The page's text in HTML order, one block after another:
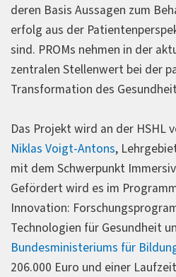
deren Basis Aussagen zum
erfolg aus der
sind. PROMs nehmen in der
zentralen Stellenwert bei der
Transformation des
Das Projekt wird an der HSHL
Niklas Voigt-Antons,
mit dem Schwerpunkt
Gefördert wird es im
Innovation:
Technologien für Gesundheit
Bundesministeriums für
206.000 Euro und einer